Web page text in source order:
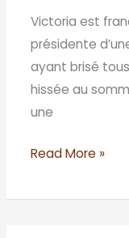
Victoria est
présidente
ayant brisé
hissée au
une
Read More »